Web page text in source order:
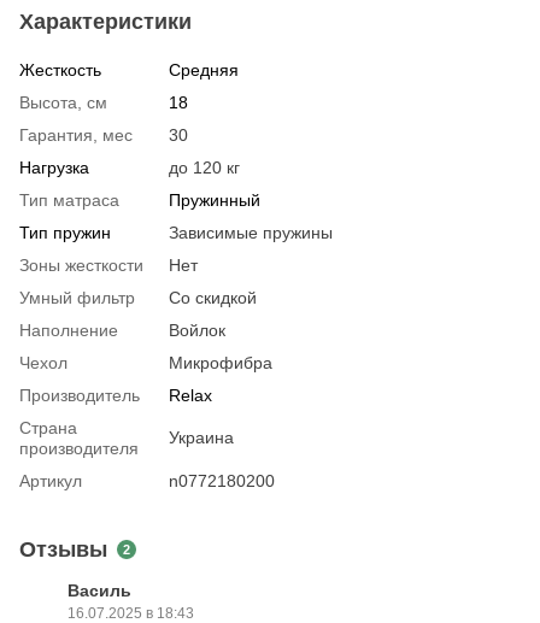
Характеристики
Жесткость
Средняя
Высота, см
18
Гарантия, мес
30
Нагрузка
до 120 кг
Тип матраса
Пружинный
Тип пружин
Зависимые пружины
Зоны жесткости
Нет
Умный фильтр
Со скидкой
Наполнение
Войлок
Чехол
Микрофибра
Производитель
Relax
Страна
производителя
Украина
Артикул n0772180200
Отзывы 2
Василь
16.07.2025 в 18:43